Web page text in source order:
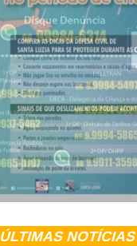
ÚLTIMAS NOTÍCIAS